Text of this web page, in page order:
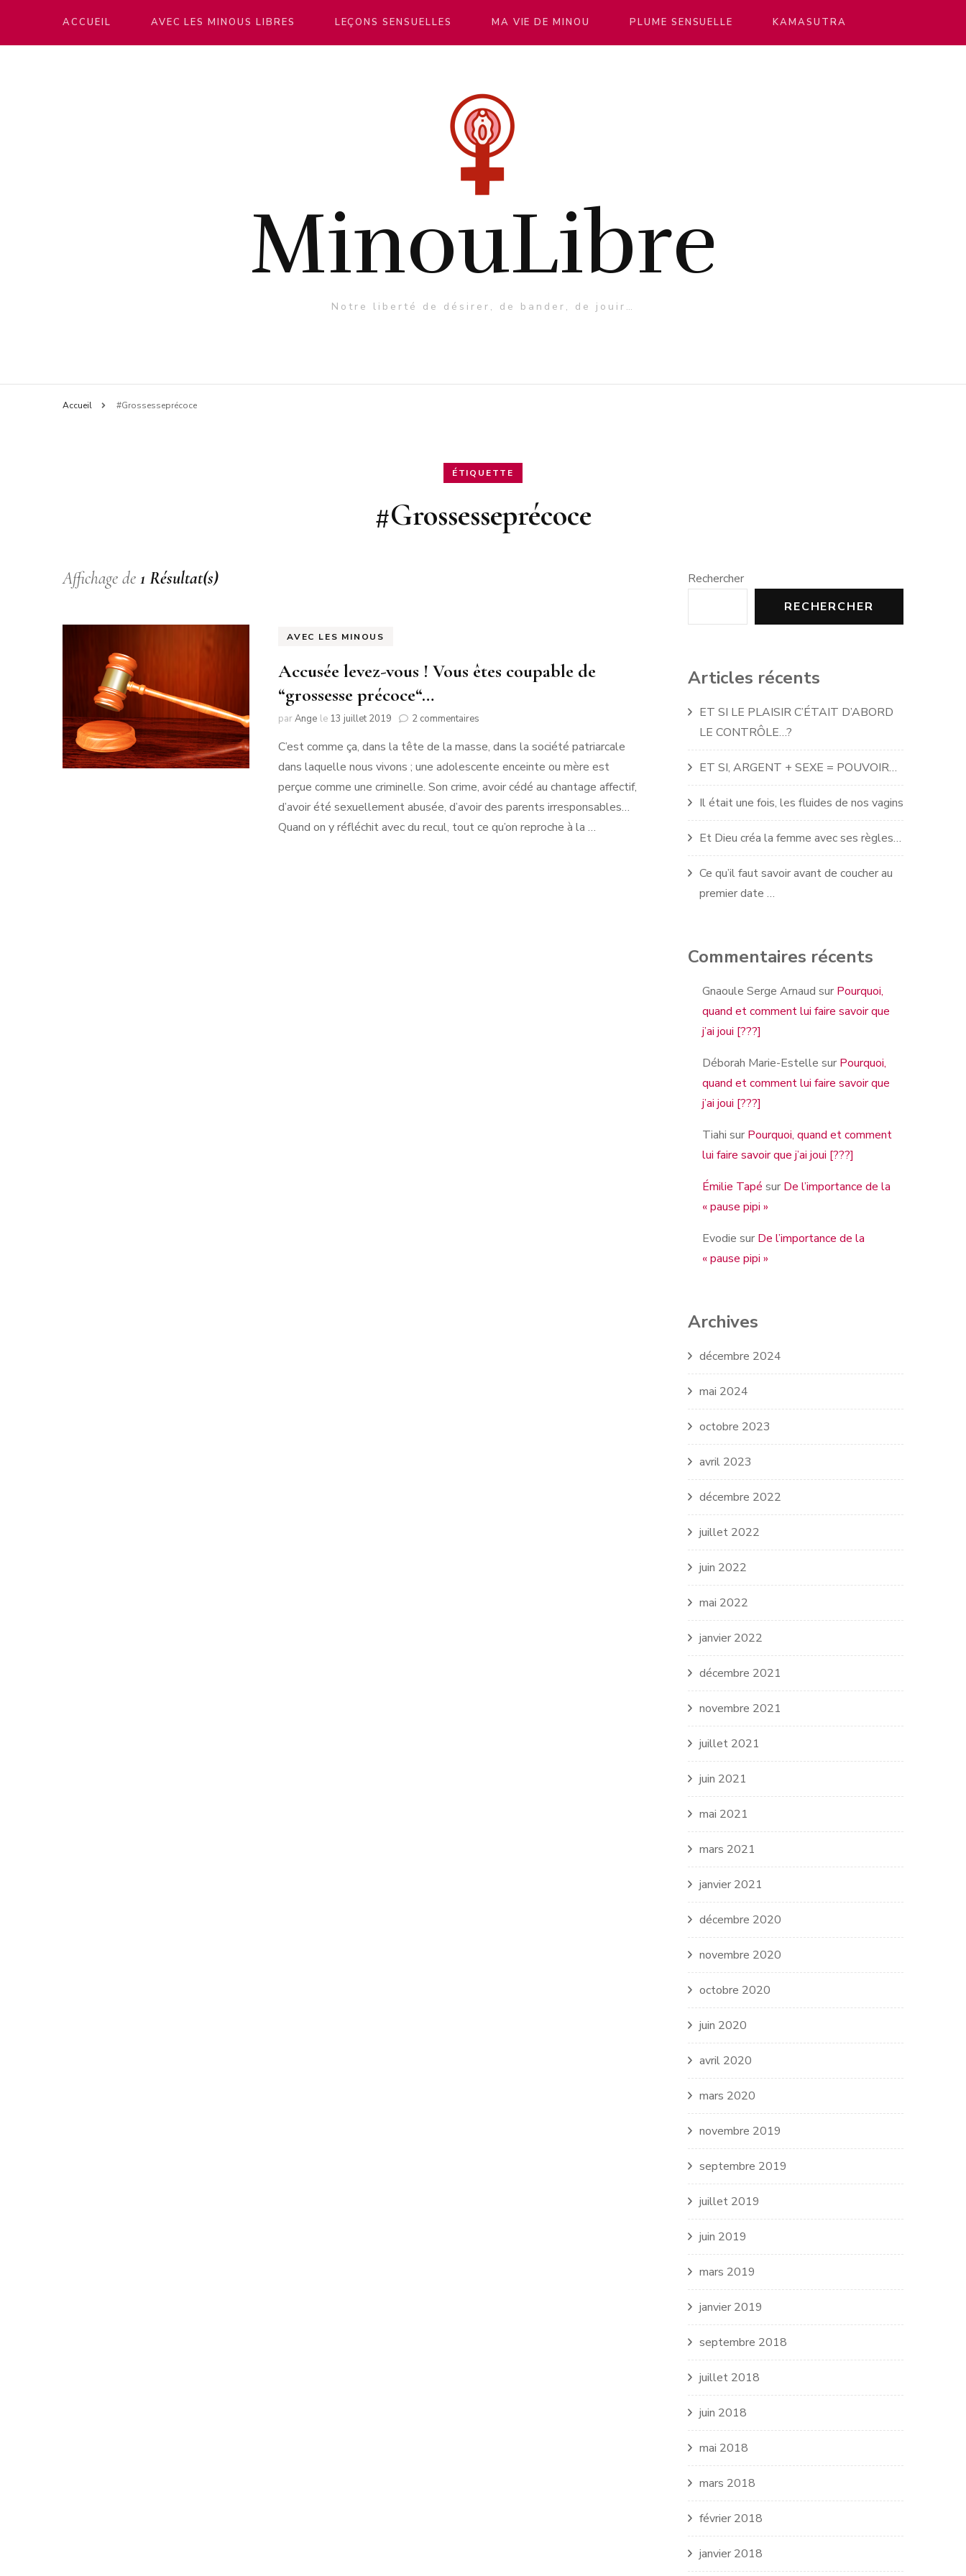
ACCUEIL AVEC LES MINOUS LIBRES LEÇONS SENSUELLES MA VIE DE MINOU PLUME SENSUELLE KAMASUTRA
MinouLibre
Notre liberté de désirer, de bander, de jouir…
Accueil #Grossesseprécoce
ÉTIQUETTE
#Grossesseprécoce
Affichage de 1 Résultat(s)
AVEC LES MINOUS
Accusée levez-vous ! Vous êtes coupable de
“grossesse précoce“…
parAnge le 13 juillet 2019 2 commentaires
levez-
vous
Vous
êtes
de
C’est comme ça, dans la tête de la masse, dans la société patriarcale
dans laquelle nous vivons ; une adolescente enceinte ou mère est
perçue comme une criminelle. Son crime, avoir cédé au chantage affectif,
d’avoir été sexuellement abusée, d’avoir des parents irresponsables…
Quand on y réfléchit avec du recul, tout ce qu’on reproche à la …
Rechercher
RECHERCHER
Articles récents
ET SI LE PLAISIR C’ÉTAIT D’ABORD
LE CONTRÔLE…?
ET SI, ARGENT + SEXE = POUVOIR…
Il était une fois, les fluides de nos vagins
Et Dieu créa la femme avec ses règles…
Ce qu’il faut savoir avant de coucher au
premier date …
Commentaires récents
Gnaoule Serge Arnaud sur Pourquoi,
quand et comment lui faire savoir que
j’ai joui [???]
Déborah Marie-Estelle sur Pourquoi,
quand et comment lui faire savoir que
j’ai joui [???]
Tiahi sur Pourquoi, quand et comment
lui faire savoir que j’ai joui [???]
Émilie Tapé sur De l’importance de la
« pause pipi »
Evodie sur De l’importance de la
« pause pipi »
Archives
décembre 2024
mai 2024
octobre 2023
avril 2023
décembre 2022
juillet 2022
juin 2022
mai 2022
janvier 2022
décembre 2021
novembre 2021
juillet 2021
juin 2021
mai 2021
mars 2021
janvier 2021
décembre 2020
novembre 2020
octobre 2020
juin 2020
avril 2020
mars 2020
novembre 2019
septembre 2019
juillet 2019
juin 2019
mars 2019
janvier 2019
septembre 2018
juillet 2018
juin 2018
mai 2018
mars 2018
février 2018
janvier 2018